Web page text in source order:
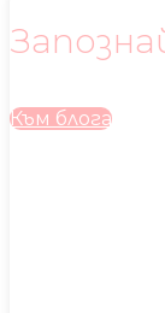
Към блога